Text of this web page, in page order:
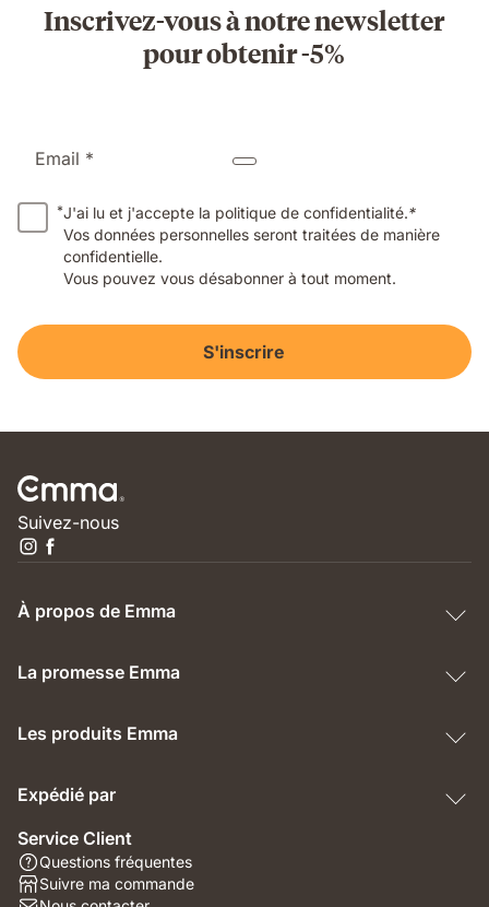
Inscrivez-vous à notre newsletter
pour obtenir -5%
Email *
*J'ai lu et j'accepte la politique de confidentialité.*
Vos données personnelles seront traitées de manière
confidentielle.
Vous pouvez vous désabonner à tout moment.
S'inscrire
Suivez-nous
À propos de Emma
La promesse Emma
Les produits Emma
Expédié par
Service Client
Questions fréquentes
Suivre ma commande